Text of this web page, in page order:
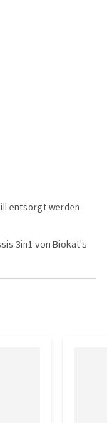
entsorgt werden
3in1 von Biokat's